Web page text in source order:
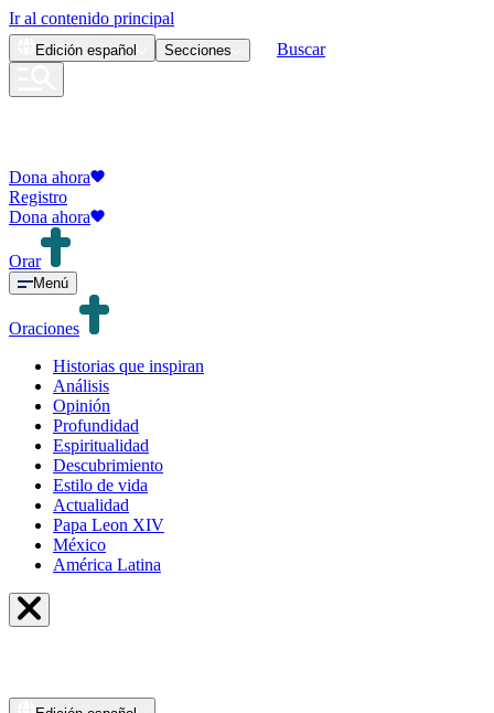
Ir al contenido principal
Edición español Secciones Buscar
Dona ahora
Registro
Dona ahora
Orar
Menú
Oraciones
Historias que inspiran
Análisis
Opinión
Profundidad
Espiritualidad
Descubrimiento
Estilo de vida
Actualidad
Papa Leon XIV
México
América Latina